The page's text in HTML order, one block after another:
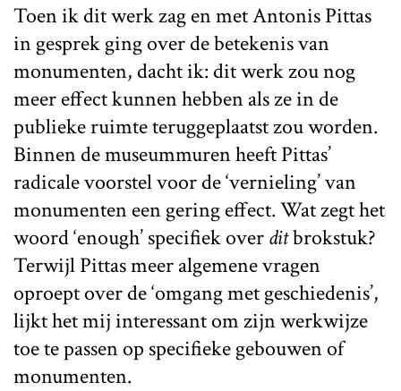
Toen ik dit werk zag en met Antonis Pittas
in gesprek ging over de betekenis van
monumenten, dacht ik: dit werk zou nog
meer effect kunnen hebben als ze in de
publieke ruimte teruggeplaatst zou worden.
Binnen de museummuren heeft Pittas’
radicale voorstel voor de ‘vernieling’ van
monumenten een gering effect. Wat zegt het
woord ‘enough’ specifiek overditbrokstuk?
Terwijl Pittas meer algemene vragen
oproept over de ‘omgang met geschiedenis’,
lijkt het mij interessant om zijn werkwijze
toe te passen op specifieke gebouwen of
monumenten.